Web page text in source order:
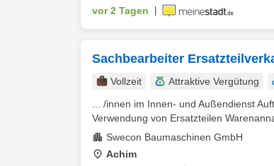
vor 2 Tagen
Sachbearbeiter
Vollzeit Attraktive Vergütung
... /innen im Innen- und Außendienst
Verwendung von Ersatzteilen
Swecon Baumaschinen GmbH
Achim